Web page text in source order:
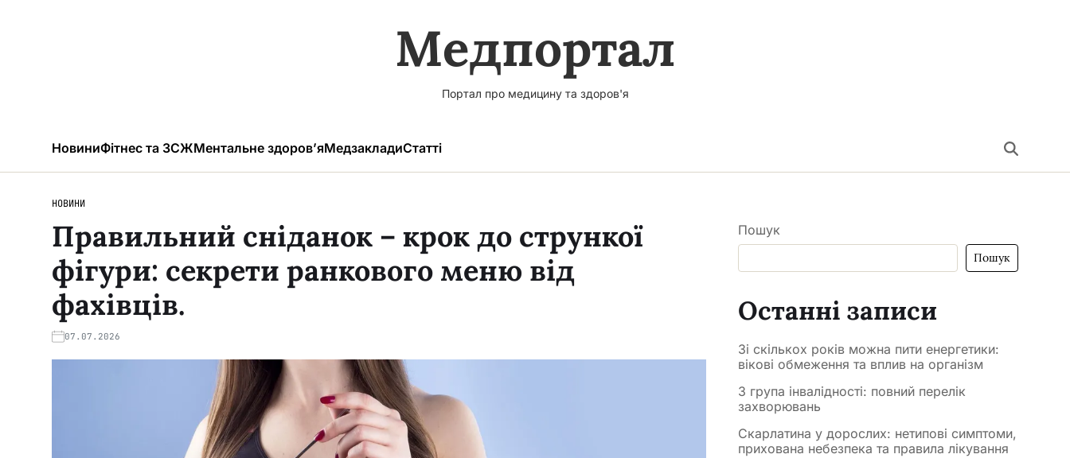
Медпортал
Портал про медицину та здоров'я
НовиниФітнес та ЗСЖМентальне здоров’яМедзакладиСтатті
НОВИНИ
Правильний сніданок – крок до стрункої
фігури: секрети ранкового меню від
фахівців.
07.07.2026
Пошук
Пошук
Останні записи
Зі скількох років можна пити енергетики:
вікові обмеження та вплив на організм
3 група інвалідності: повний перелік
захворювань
Скарлатина у дорослих: нетипові симптоми,
прихована небезпека та правила лікування